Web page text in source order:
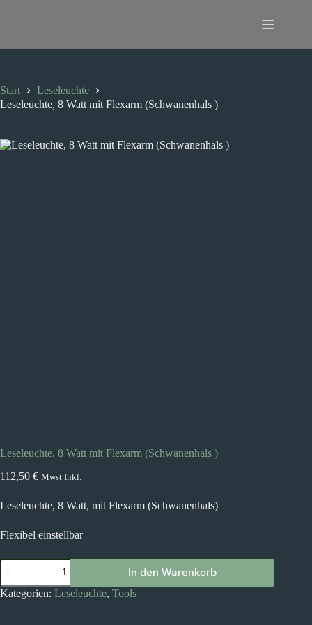
Start
Leseleuchte
Leseleuchte, 8 Watt mit Flexarm (Schwanenhals )
Leseleuchte, 8 Watt mit Flexarm (Schwanenhals )
112,50 € Mwst Inkl.
Leseleuchte, 8 Watt, mit Flexarm (Schwanenhals)
Flexibel einstellbar
Leseleuchte,
Watt
mit
In den Warenkorb
Kategorien: Leseleuchte, Tools